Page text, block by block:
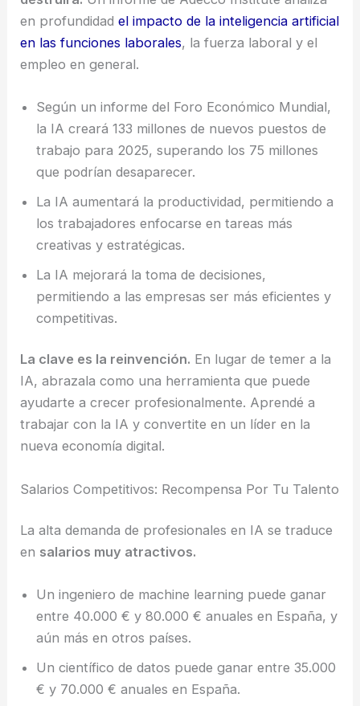
en profundidadel impacto de la inteligencia artificial
en las funciones laborales, la fuerza laboral y el
empleo en general.
Según un informe del Foro Económico Mundial,
la IA creará 133 millones de nuevos puestos de
trabajo para 2025, superando los 75 millones
que podrían desaparecer.
La IA aumentará la productividad, permitiendo a
los trabajadores enfocarse en tareas más
creativas y estratégicas.
La IA mejorará la toma de decisiones,
permitiendo a las empresas ser más eficientes y
competitivas.
La clave es la reinvención. En lugar de temer a la
IA, abrazala como una herramienta que puede
ayudarte a crecer profesionalmente. Aprendé a
trabajar con la IA y convertite en un líder en la
nueva economía digital.
Salarios Competitivos: Recompensa Por Tu Talento
La alta demanda de profesionales en IA se traduce
en salarios muy atractivos.
Un ingeniero de machine learning puede ganar
entre 40.000 € y 80.000 € anuales en España, y
aún más en otros países.
Un científico de datos puede ganar entre 35.000
€ y 70.000 € anuales en España.